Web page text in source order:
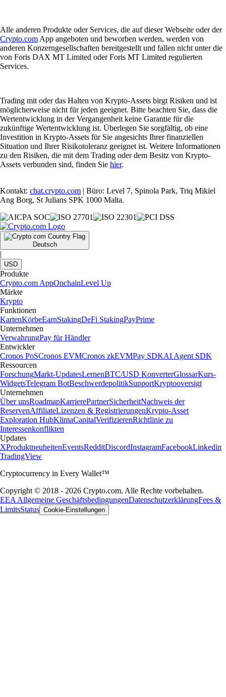
Alle anderen Produkte oder Services, die auf dieser Webseite oder der
Crypto.com App angeboten und beworben werden, werden von
anderen Konzerngesellschaften bereitgestellt und fallen nicht unter die
von Foris DAX MT Limited oder Foris MT Limited regulierten
Services.
Trading mit oder das Halten von Krypto-Assets birgt Risiken und ist
möglicherweise nicht für jeden geeignet. Bitte beachten Sie, dass die
Wertentwicklung in der Vergangenheit keine Garantie für die
zukünftige Wertentwicklung ist. Überlegen Sie sorgfältig, ob eine
Investition in Krypto-Assets für Sie angesichts Ihrer finanziellen
Situation und Ihrer Risikotoleranz geeignet ist. Weitere Informationen
zu den Risiken, die mit dem Trading oder dem Besitz von Krypto-
Assets verbunden sind, finden Sie hier.
Kontakt: chat.crypto.com | Büro: Level 7, Spinola Park, Triq Mikiel
Ang Borg, St Julians SPK 1000 Malta.
Deutsch
|
USD
Produkte
Crypto.com AppOnchainLevel Up
Märkte
Krypto
Funktionen
KartenKörbeEarnStakingDeFi StakingPayPrime
Unternehmen
VerwahrungPay für Händler
Entwickler
Cronos PoSCronos EVMCronos zkEVMPay SDKAI Agent SDK
Ressourcen
ForschungMarkt-UpdatesLernenBTC/USD KonverterGlossarKurs-
WidgetsTelegram BotBeschwerdepolitikSupportKryptooversigt
Unternehmen
Über unsRoadmapKarrierePartnerSicherheitNachweis der
ReservenAffiliateLizenzen & RegistrierungenKrypto-Asset
Exploration HubKlimaCapitalVerifizierenRichtlinie zu
Interessenkonflikten
Updates
XProduktneuheitenEventsRedditDiscordInstagramFacebookLinkedin
TradingView
Cryptocurrency in Every Wallet™
Copyright © 2018 - 2026 Crypto.com. Alle Rechte vorbehalten.
EEA Allgemeine GeschäftsbedingungenDatenschutzerklärungFees &
LimitsStatus Cookie-Einstellungen